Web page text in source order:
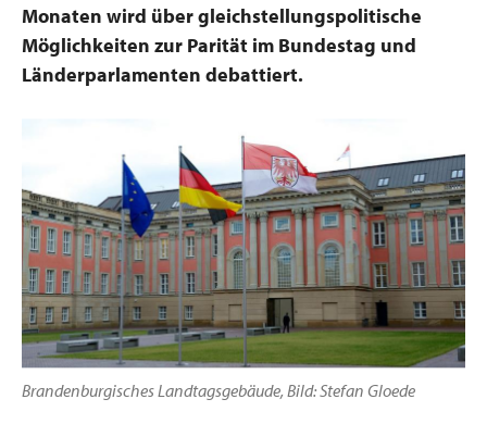
Monaten wird über gleichstellungspolitische
Möglichkeiten zur Parität im Bundestag und
Länderparlamenten debattiert.
Brandenburgisches Landtagsgebäude, Bild: Stefan Gloede